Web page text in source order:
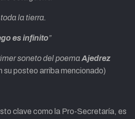
la tierra.
es infinito”
soneto del poemaAjedrez
su posteo arriba mencionado)
clave como la Pro-Secretaría, es